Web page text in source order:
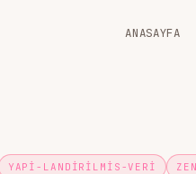
ANASAYFA
YAPI-LANDIRILMIS-VERI